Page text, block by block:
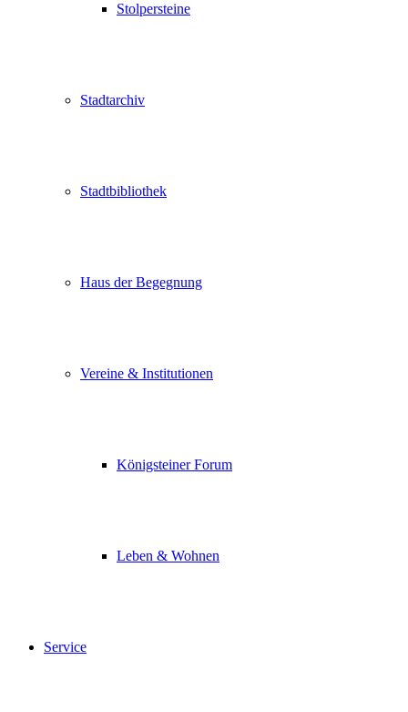
Stolpersteine
Stadtarchiv
Stadtbibliothek
Haus der Begegnung
Vereine & Institutionen
Königsteiner Forum
Leben & Wohnen
Service